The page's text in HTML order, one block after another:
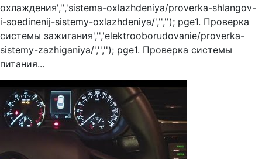
охлаждения','','sistema-oxlazhdeniya/proverka-shlangov-
i-soedinenij-sistemy-oxlazhdeniya/','',''); pge1. Проверка
системы зажигания','','elektrooborudovanie/proverka-
sistemy-zazhiganiya/','',''); pge1. Проверка системы
питания...